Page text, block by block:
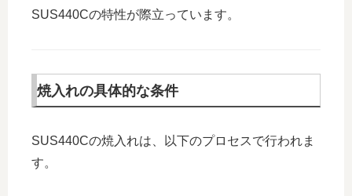
SUS440Cの特性が際立っています。
焼入れの具体的な条件
SUS440Cの焼入れは、以下のプロセスで行われま
す。